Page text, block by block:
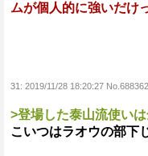
ムが個人的に強いだけ
31: 2019/11/28 18:20:27
>登場した泰山流使い
こいつはラオウの部下